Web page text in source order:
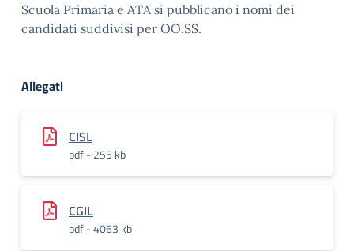
Scuola Primaria e ATA si pubblicano i nomi dei
candidati suddivisi per OO.SS.
Allegati
CISL
pdf - 255 kb
CGIL
pdf - 4063 kb